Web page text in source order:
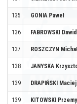
135 GONIA Paweł
136 FABROWSKI Dawid
137 ROSZCZYN Michał
138 JANYSKA
139 DRAPIŃSKI Maciej
139 KITOWSKI